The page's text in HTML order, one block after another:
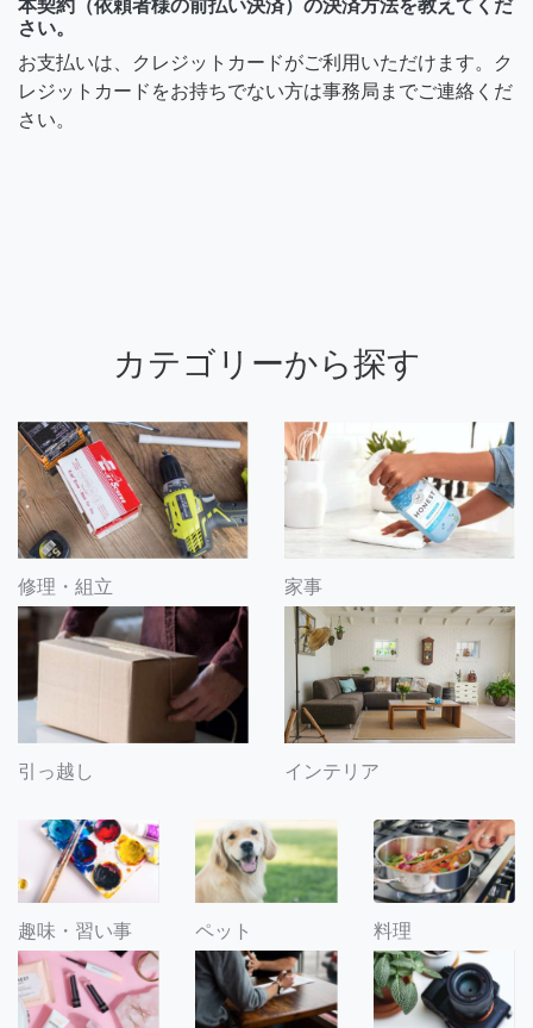
本契約（依頼者様の前払い決済）の決済方法を教えてくだ
さい。
お支払いは、クレジットカードがご利用いただけます。ク
レジットカードをお持ちでない方は事務局までご連絡くだ
さい。
カテゴリーから探す
修理・組立 家事
引っ越し インテリア
趣味・習い事 ペット 料理